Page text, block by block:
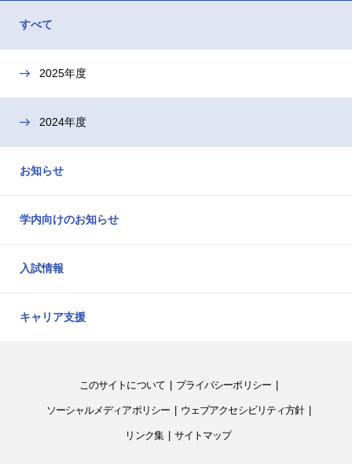
すべて
2025年度
2024年度
お知らせ
学内向けのお知らせ
入試情報
キャリア支援
このサイトについて プライバシーポリシー
ソーシャルメディアポリシー ウェブアクセシビリティ方針
リンク集 サイトマップ